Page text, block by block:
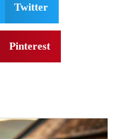
Twitter
Pinterest